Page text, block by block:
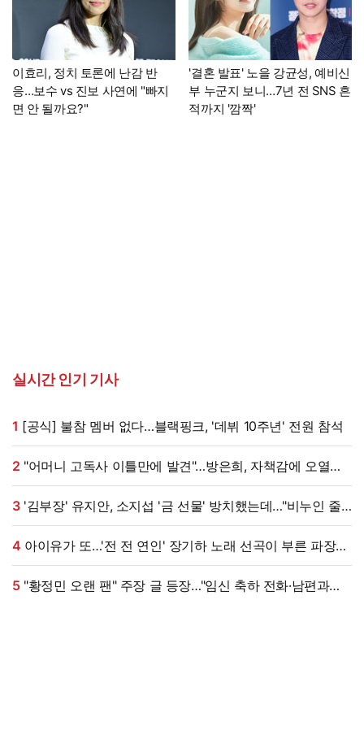
이효리, 정치 토론에 난감 반
응…보수 vs 진보 사연에 "빠지
면 안 될까요?"
'결혼 발표' 노을 강균성, 예비신
부 누군지 보니…7년 전 SNS 흔
적까지 '깜짝'
실시간 인기 기사
1 [공식] 불참 멤버 없다…블랙핑크, '데뷔 10주년' 전원 참석
2
(특종세상)[전일야화]
3'김부장' 유지안, 소지섭 '금 선물' 방치했는데…"비누인 줄,
엄마가 알아봐" (원마이크)
4
[엑's 이슈]
5"황정민 오랜 팬" 주장 글 등장…"임신 축하 전화·남편과